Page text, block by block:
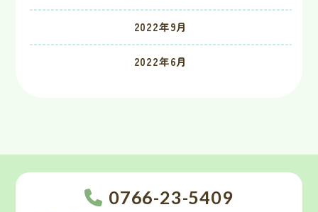
2022年9月
2022年6月
0766-23-5409